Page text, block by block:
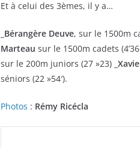
Et à celui des 3èmes, il y a…
_Bérangère Deuve, sur le 1500m
Marteau sur le 1500m cadets
sur le 200m juniors (27 »23)
séniors (22 »54′).
Photos : Rémy Ricécla